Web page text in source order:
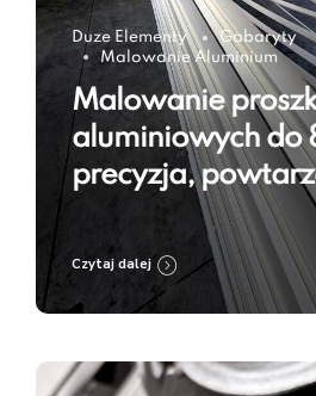
Duze Elementy
Gabaryty
Malowanie Aluminium
Malowanie
aluminiowych do
precyzja,
trwałość powłoki
Czytaj dalej